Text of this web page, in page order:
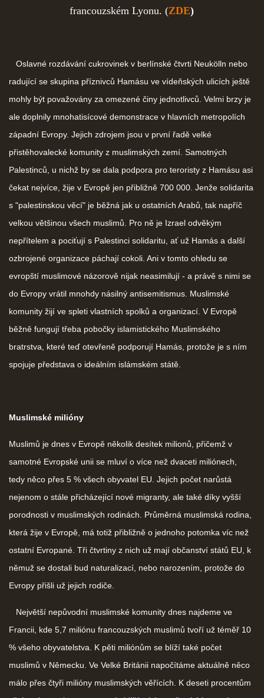
francouzském Lyonu. (ZDE)
Oslavné rozdávání cukrovinek v berlínské čtvrti Neukölln nebo
radující se skupina příznivců Hamásu ve vídeňských ulicích ještě
mohly být považovány za omezené činy jednotlivců. Velmi brzy je
ale doplnily mnohatisícové demonstrace v hlavních metropolích
západní Evropy. Jejich zdrojem jsou v první řadě velké
přistěhovalecké komunity z muslimských zemí. Samotných
Palestinců, u nichž by se dala podpora pro teroristy z Hamásu asi
čekat nejvíce, žije v Evropě jen přibližně 700 000. Jenže solidarita
s "palestinskou věcí" je běžná jak u ostatních Arabů, tak napříč
velkou většinou všech muslimů. Pro ně je Izrael odvěkým
nepřítelem a pociťují s Palestinci solidaritu, ať už Hamás a další
ozbrojené organizace páchají cokoli. Ani v tomto ohledu se
evropští muslimové názorově nijak neasimilují - a právě s nimi se
do Evropy vrátil mnohdy násilný antisemitismus. Muslimské
komunity žijí ve spleti vlastních spolků a organizací. V Evropě
běžně fungují třeba pobočky islamistického Muslimského
bratrstva, které teď otevřeně podporují Hamás, protože je s ním
spojuje představa o ideálním islámském státě.
Muslimské milióny
Muslimů je dnes v Evropě několik desítek milionů, přičemž v
samotné Evropské unii se mluví o více než dvaceti miliónech,
tedy něco přes 5 % všech obyvatel EU. Jejich počet narůstá
nejenom o stále přicházející nové migranty, ale také díky vyšší
porodnosti v muslimských rodinách. Průměrná muslimská rodina,
která žije v Evropě, má totiž přibližně o jednoho potomka víc než
ostatní Evropané. Tři čtvrtiny z nich už mají občanství států EU, k
němuž se dostali bud naturalizací, nebo narozením, protože do
Evropy přišli už jejich rodiče.
Největší nepůvodní muslimské komunity dnes najdeme ve
Francii, kde 5,7 miliónu francouzských muslimů tvoří už téměř 10
% všeho obyvatelstva. K pěti miliónům se blíží také počet
muslimů v Německu. Ve Velké Británii napočítáme aktuálně něco
málo přes čtyři milióny muslimských věřících. K deseti procentům